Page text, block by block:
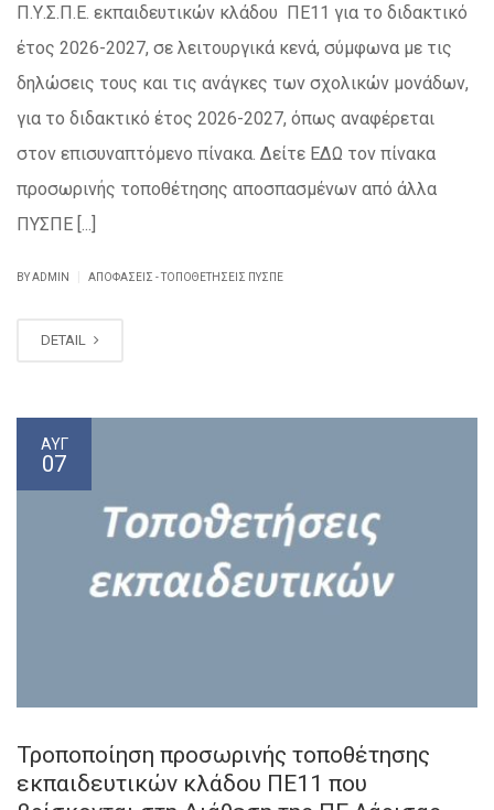
Π.Υ.Σ.Π.Ε. εκπαιδευτικών κλάδου ΠΕ11 για το διδακτικό
έτος 2026-2027, σε λειτουργικά κενά, σύμφωνα με τις
δηλώσεις τους και τις ανάγκες των σχολικών μονάδων,
για το διδακτικό έτος 2026-2027, όπως αναφέρεται
στον επισυναπτόμενο πίνακα. Δείτε ΕΔΩ τον πίνακα
προσωρινής τοποθέτησης αποσπασμένων από άλλα
ΠΥΣΠΕ [...]
BY ADMIN ΑΠΟΦΆΣΕΙΣ - ΤΟΠΟΘΕΤΉΣΕΙΣ ΠΥΣΠΕ
DETAIL
ΑΥΓ
07
Τροποποίηση προσωρινής τοποθέτησης
εκπαιδευτικών κλάδου ΠΕ11 που